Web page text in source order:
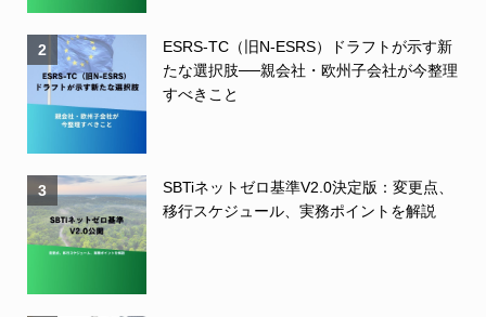
2
ESRS-TC（旧N-ESRS）ドラフトが示す新
たな選択肢──親会社・欧州子会社が今整理
すべきこと
3
SBTiネットゼロ基準V2.0決定版：変更点、
移行スケジュール、実務ポイントを解説